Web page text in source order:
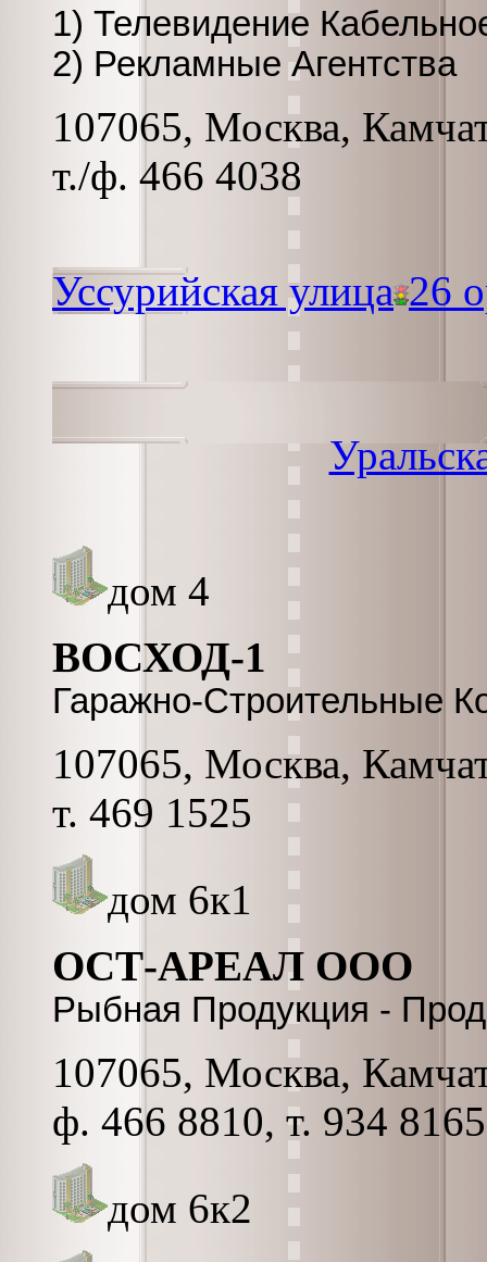
1) Телевидение
2) Рекламные Агентства
107065, Москва,
т./ф. 466 4038
Уссурийская улица 26
дом 4
ВОСХОД-1
Гаражно-Строительные
107065, Москва,
т. 469 1525
дом 6к1
ОСТ-АРЕАЛ ООО
Рыбная Продукция -
107065, Москва,
ф. 466 8810, т. 934 8165
дом 6к2